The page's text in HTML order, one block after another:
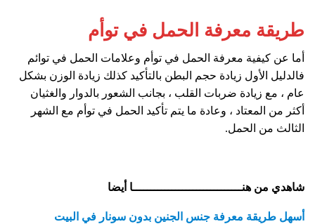
طريقة معرفة الحمل في توأم
أما عن كيفية معرفة الحمل في توأم وعلامات الحمل في توائم
فالدليل الأول زيادة حجم البطن بالتأكيد كذلك زيادة الوزن بشكل
عام ، مع زيادة ضربات القلب ، بجانب الشعور بالدوار والغثيان
أكثر من المعتاد ، وعادة ما يتم تأكيد الحمل في توأم مع الشهر
الثالث من الحمل.
شاهدي من هنـــــــــــــــــــــــــــــــا أيضا
أسهل طريقة معرفة جنس الجنين بدون سونار في البيت